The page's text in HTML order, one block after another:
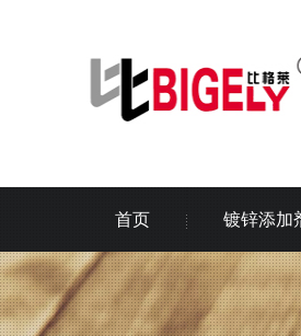
首页 镀锌添加